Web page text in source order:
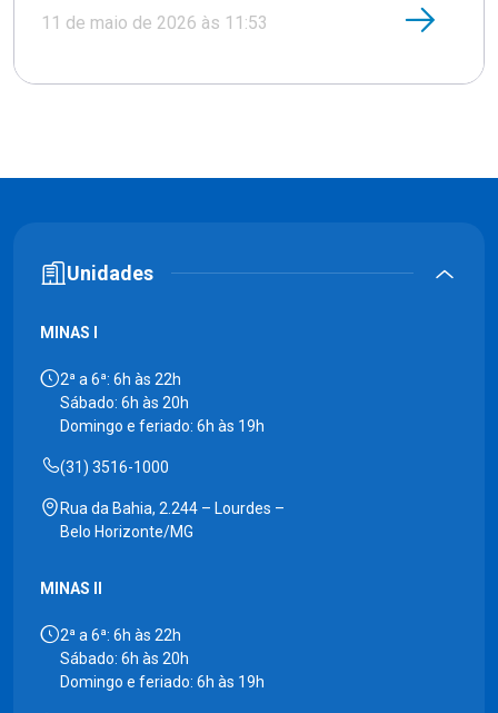
11 de maio de 2026 às 11:53
Unidades
MINAS I
2ª a 6ª: 6h às 22h
Sábado: 6h às 20h
Domingo e feriado: 6h às 19h
(31) 3516-1000
Rua da Bahia, 2.244 – Lourdes –
Belo Horizonte/MG
MINAS II
2ª a 6ª: 6h às 22h
Sábado: 6h às 20h
Domingo e feriado: 6h às 19h